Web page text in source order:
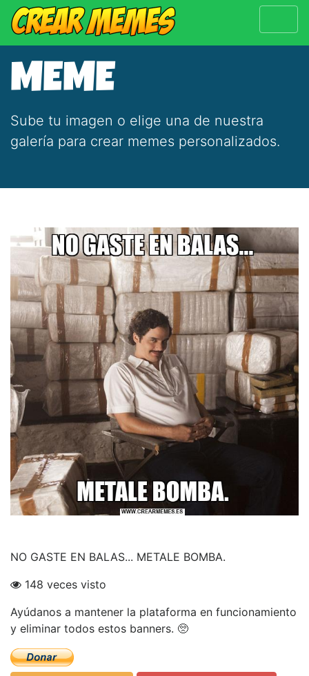
MEME
Sube tu imagen o elige una de nuestra
galería para crear memes personalizados.
NO GASTE EN BALAS... METALE BOMBA.
148 veces visto
Ayúdanos a mantener la plataforma en funcionamiento
y eliminar todos estos banners. 🥺